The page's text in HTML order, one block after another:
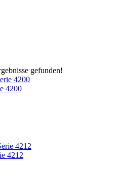
gefunden!
4200
4212